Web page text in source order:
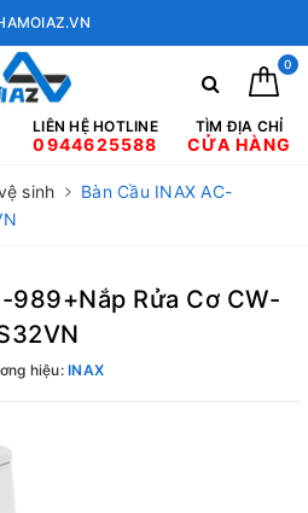
0
LIÊN HỆ HOTLINE
0944625588
TÌM ĐỊA CHỈ
CỬA HÀNG
sinh
Bàn Cầu INAX AC-
989+Nắp Rửa Cơ CW-
hiệu:INAX